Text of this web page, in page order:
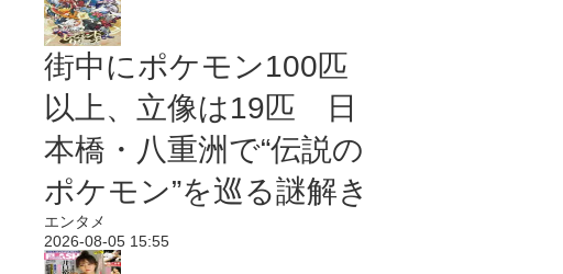
街中にポケモン100匹
以上、立像は19匹 日
本橋・八重洲で“伝説の
ポケモン”を巡る謎解き
エンタメ
2026-08-05 15:55